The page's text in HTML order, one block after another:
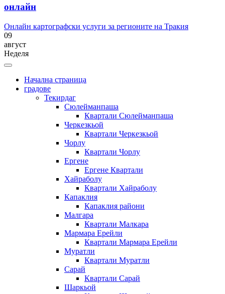
онлайн
Онлайн картографски услуги за регионите на Тракия
09
август
Неделя
Начална страница
градове
Текирдаг
Сюлейманпаша
Квартали Сюлейманпаша
Черкезкьой
Квартали Черкезкьой
Чорлу
Квартали Чорлу
Ергене
Ергене Квартали
Хайраболу
Квартали Хайраболу
Капаклия
Капаклия райони
Малгара
Квартали Малкара
Мармара Ерейли
Квартали Мармара Ерейли
Муратли
Квартали Муратли
Сарай
Квартали Сарай
Шаркьой